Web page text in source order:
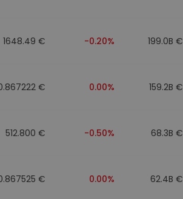
1648.49 € -0.20% 199.0B €
€ 0.00% 159.2B €
512.800 € -0.50% 68.3B €
€ 0.00% 62.4B €